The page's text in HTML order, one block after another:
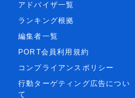
アドバイザ一覧
ランキング根拠
編集者一覧
PORT会員利用規約
コンプライアンスポリシー
行動ターゲティング広告につい
て